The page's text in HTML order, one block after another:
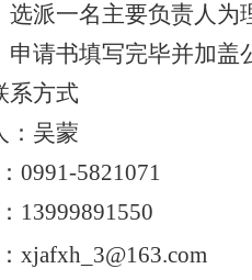
选派一名主要负责人
申请书填写完毕并加盖
系方式
：吴蒙
0991-5821071
13999891550
xjafxh_3@163.com